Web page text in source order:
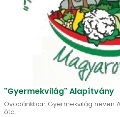
"Gyermekvilág" Alapítvány
Óvodánkban Gyermekvilág néven
óta.